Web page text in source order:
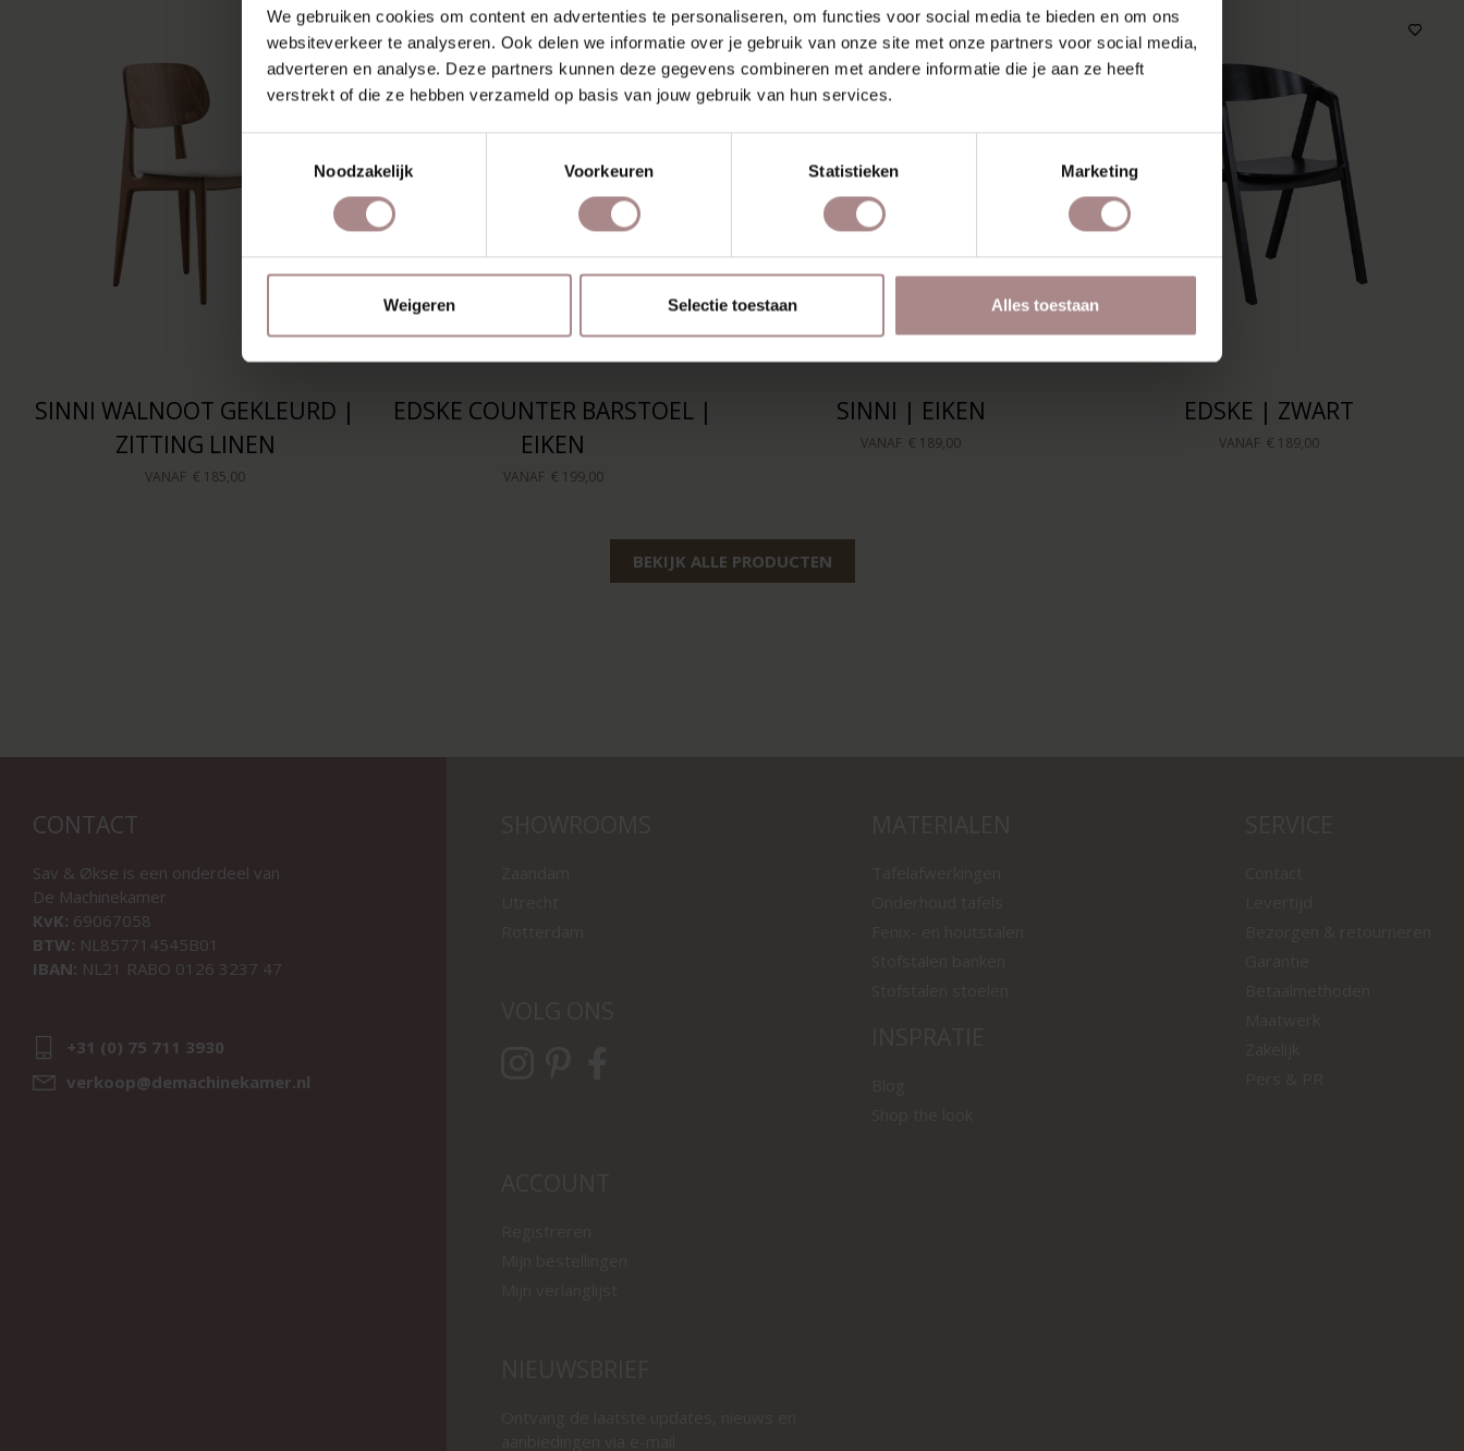
We gebruiken cookies om content en advertenties te personaliseren, om functies voor social media te bieden en om ons
websiteverkeer te analyseren. Ook delen we informatie over je gebruik van onze site met onze partners voor social media,
adverteren en analyse. Deze partners kunnen deze gegevens combineren met andere informatie die je aan ze heeft
verstrekt of die ze hebben verzameld op basis van jouw gebruik van hun services.
Noodzakelijk
Voorkeuren Statistieken Marketing
Weigeren Selectie toestaan Alles toestaan
SINNI WALNOOT GEKLEURD |
ZITTING LINEN
VANAF € 185,00
EDSKE COUNTER BARSTOEL |
EIKEN
VANAF € 199,00
SINNI | EIKEN
VANAF € 189,00
EDSKE | ZWART
VANAF € 189,00
BEKIJK ALLE PRODUCTEN
CONTACT
Sav & Økse is een onderdeel van
De Machinekamer
KvK: 69067058
BTW: NL857714545B01
IBAN: NL21 RABO 0126 3237 47
+31 (0) 75 711 3930
verkoop@demachinekamer.nl